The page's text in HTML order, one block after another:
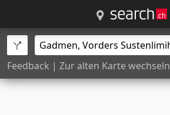
Feedback | Zur alten Karte wechseln